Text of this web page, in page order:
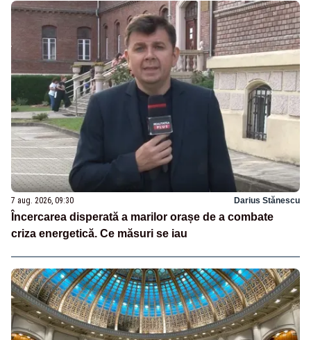
7 aug. 2026, 09:30 Darius Stănescu
Încercarea disperată a marilor orașe de a combate
criza energetică. Ce măsuri se iau